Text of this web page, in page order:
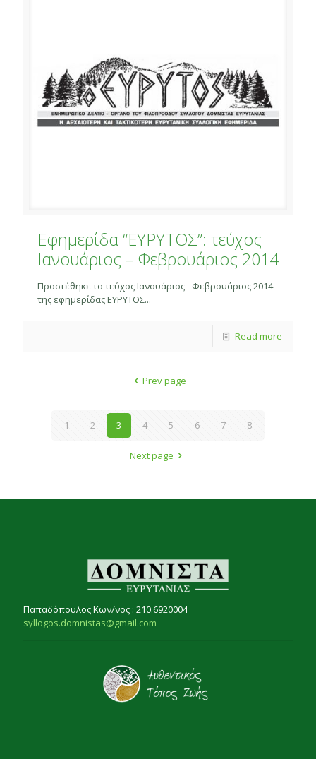
Εφημερίδα “ΕΥΡΥΤΟΣ”: τεύχος
Ιανουάριος – Φεβρουάριος 2014
Προστέθηκε το τεύχος Ιανουάριος - Φεβρουάριος 2014
της εφημερίδας ΕΥΡΥΤΟΣ...
Read more
Prev page
1 2 3 4 5 6 7 8
Next page
Παπαδόπουλος Κων/νος : 210.6920004
syllogos.domnistas@gmail.com